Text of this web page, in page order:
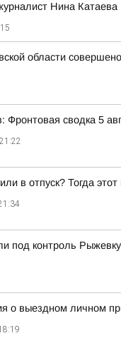
Нина Катаева
области
Фронтовая сводка 5
в отпуск? Тогда
под контроль
о выездном личном